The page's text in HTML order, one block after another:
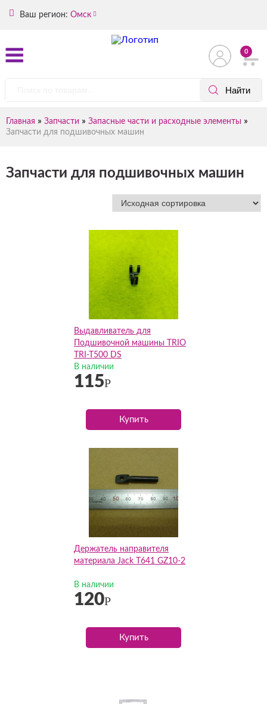
Ваш регион: Омск
0
Главная » Запчасти » Запасные части и расходные элементы »
Запчасти для подшивочных машин
Запчасти для подшивочных машин
Выдавливатель для
Подшивочной машины TRIO
TRI-T500 DS
В наличии
115Р
Купить
Держатель направителя
материала Jack T641 GZ10-2
В наличии
120Р
Купить